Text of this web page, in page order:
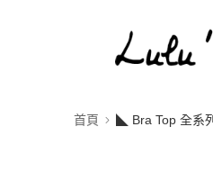
首頁 ◣ Bra Top 全系列